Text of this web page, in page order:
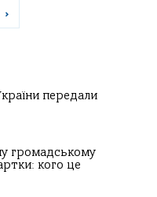
›
передали
громадському
кого це